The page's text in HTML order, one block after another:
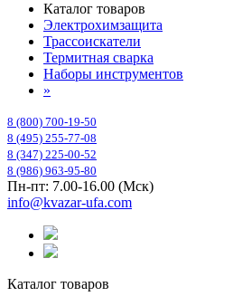
Каталог товаров
Электрохимзащита
Трассоискатели
Термитная сварка
Наборы инструментов
»
8 (800) 700-19-50
8 (495) 255-77-08
8 (347) 225-00-52
8 (986) 963-95-80
Пн-пт: 7.00-16.00 (Мск)
info@kvazar-ufa.com
Каталог товаров